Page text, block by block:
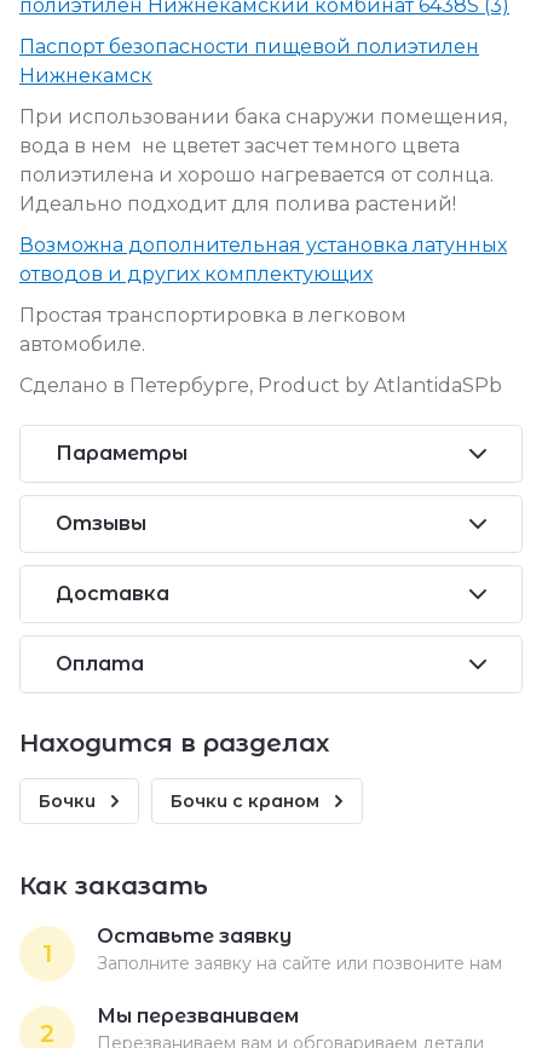
полиэтилен Нижнекамский комбинат 6438S (3)
Паспорт безопасности пищевой полиэтилен
Нижнекамск
При использовании бака снаружи помещения,
вода в нем не цветет засчет темного цвета
полиэтилена и хорошо нагревается от солнца.
Идеально подходит для полива растений!
Возможна дополнительная установка латунных
отводов и других комплектующих
Простая транспортировка в легковом
автомобиле.
Сделано в Петербурге, Product by AtlantidaSPb
Параметры
Отзывы
Доставка
Оплата
Находится в разделах
Бочки Бочки с краном
Как заказать
1
Оставьте заявку
Заполните заявку на сайте или позвоните нам
2
Мы перезваниваем
Перезваниваем вам и обговариваем детали